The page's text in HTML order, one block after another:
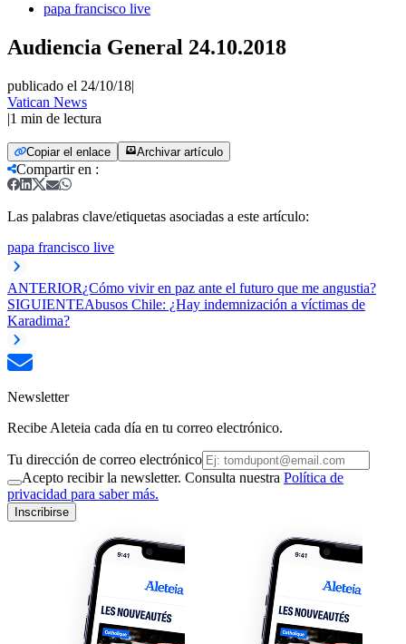
papa francisco live
Audiencia General 24.10.2018
publicado el 24/10/18|
Vatican News
|1 min de lectura
Copiar el enlace Archivar artículo
Compartir en :
Las palabras clave/etiquetas asociadas a este artículo:
papa francisco live
ANTERIOR¿Cómo vivir en paz ante el futuro que me angustia?
SIGUIENTEAbusos Chile: ¿Hay indemnización a víctimas de
Karadima?
Newsletter
Recibe Aleteia cada día en tu correo electrónico.
Tu dirección de correo electrónico
Acepto recibir la newsletter. Consulta nuestra Política de
privacidad para saber más.
Inscribirse